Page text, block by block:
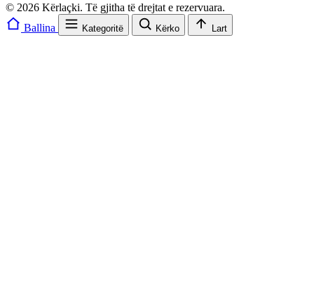
© 2026 Kërlaçki. Të gjitha të drejtat e rezervuara.
Ballina
Kategoritë Kërko Lart